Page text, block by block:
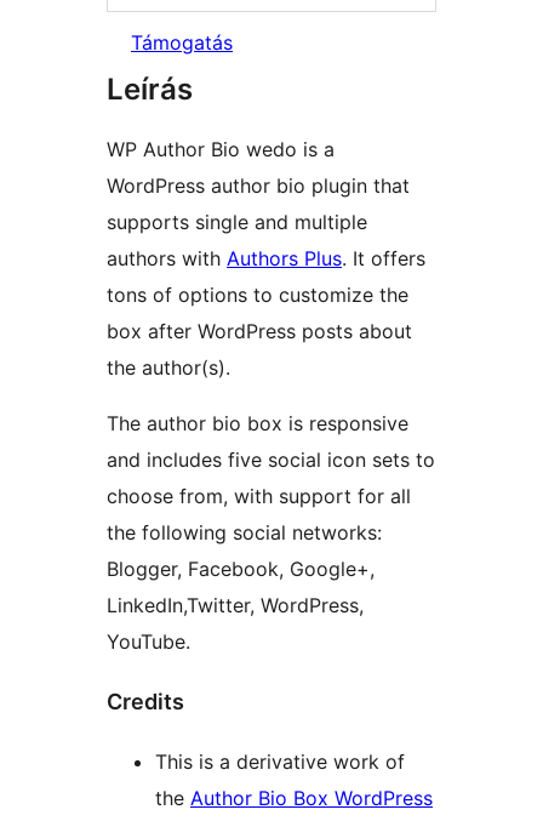
Támogatás
Leírás
WP Author Bio wedo is a
WordPress author bio plugin that
supports single and multiple
authors with Authors Plus. It offers
tons of options to customize the
box after WordPress posts about
the author(s).
The author bio box is responsive
and includes five social icon sets to
choose from, with support for all
the following social networks:
Blogger, Facebook, Google+,
LinkedIn,Twitter, WordPress,
YouTube.
Credits
This is a derivative work of
the Author Bio Box WordPress